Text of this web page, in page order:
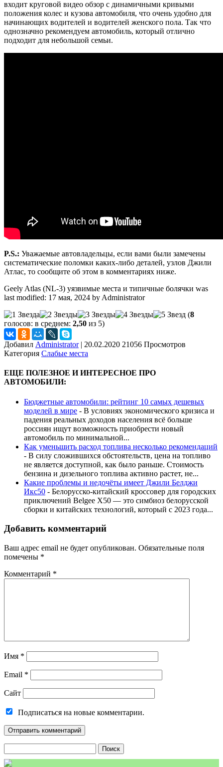
входит круговой видео обзор с динамичными кривыми
положения колес и кузова автомобиля, что очень удобно для
начинающих водителей и водителей женского пола. Так что
однозначно рекомендуем автомобиль, который отлично
подходит для небольшой семьи.
P.S.: Уважаемые автовладельцы, если вами были замечены
систематические поломки каких-либо деталей, узлов Джили
Атлас, то сообщите об этом в комментариях ниже.
Geely Atlas (NL-3) уязвимые места и типичные болячки was
last modified: 17 мая, 2024 by Administrator
(8
голосов: в среднем: 2,50 из 5)
Добавил Administrator | 20.02.2020 21056 Просмотров
Категория Слабые места
ЕЩЕ ПОЛЕЗНОЕ И ИНТЕРЕСНОЕ ПРО
АВТОМОБИЛИ:
Бюджетные автомобили: рейтинг 10 самых дешевых
моделей в мире - В условиях экономического кризиса и
падения реальных доходов населения всё больше
россиян ищут возможность приобрести новый
автомобиль по минимальной...
Как уменьшить расход топлива несколько рекомендаций
- В силу сложившихся обстоятельств, цена на топливо
не является доступной, как было раньше. Стоимость
бензина и дизельного топлива активно растет, не...
Какие проблемы и недочёты имеет Джили Белджи
Икс50 - Белорусско-китайский кроссовер для городских
приключений Belgee X50 — это симбиоз белорусской
сборки и китайских технологий, который с 2023 года...
Добавить комментарий
Ваш адрес email не будет опубликован. Обязательные поля
помечены *
Комментарий *
Имя *
Email *
Сайт
Подписаться на новые комментарии.